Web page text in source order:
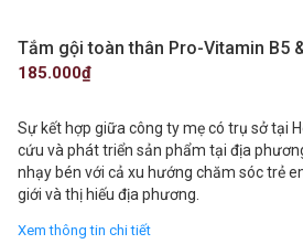
Tắm gội toàn thân Pro-Vitamin B5
185.000₫
Sự kết hợp giữa công ty mẹ có trụ sở tại
cứu và phát triển sản phẩm tại địa
nhạy bén với cả xu hướng chăm sóc trẻ
giới và thị hiếu địa phương.
Xem thông tin chi tiết